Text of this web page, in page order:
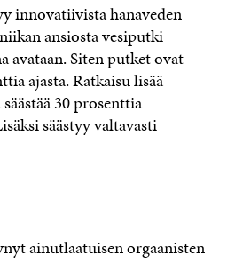
innovatiivista hanaveden
ansiosta vesiputki
avataan. Siten putket ovat
ajasta. Ratkaisu lisää
30 prosenttia
säästyy valtavasti
ainutlaatuisen orgaanisten